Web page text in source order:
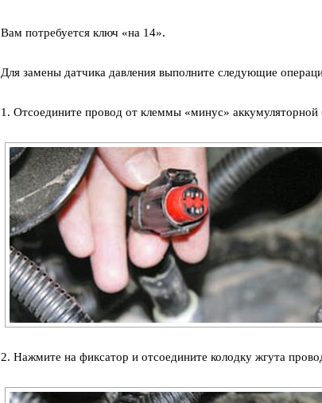
Вам потребуется ключ «на 14».
Для замены датчика давления выполните следующие
1. Отсоедините провод от клеммы «минус» аккумуляторной
2. Нажмите на фиксатор и отсоедините колодку жгута